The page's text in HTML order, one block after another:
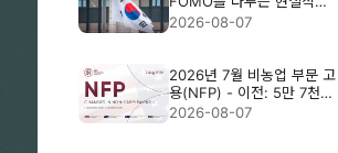
방법
2026-08-07
2026년 7월 비농업 부문 고
용(NFP) - 이전: 5만 7천
명, 예상: 8만 3천 명
2026-08-07